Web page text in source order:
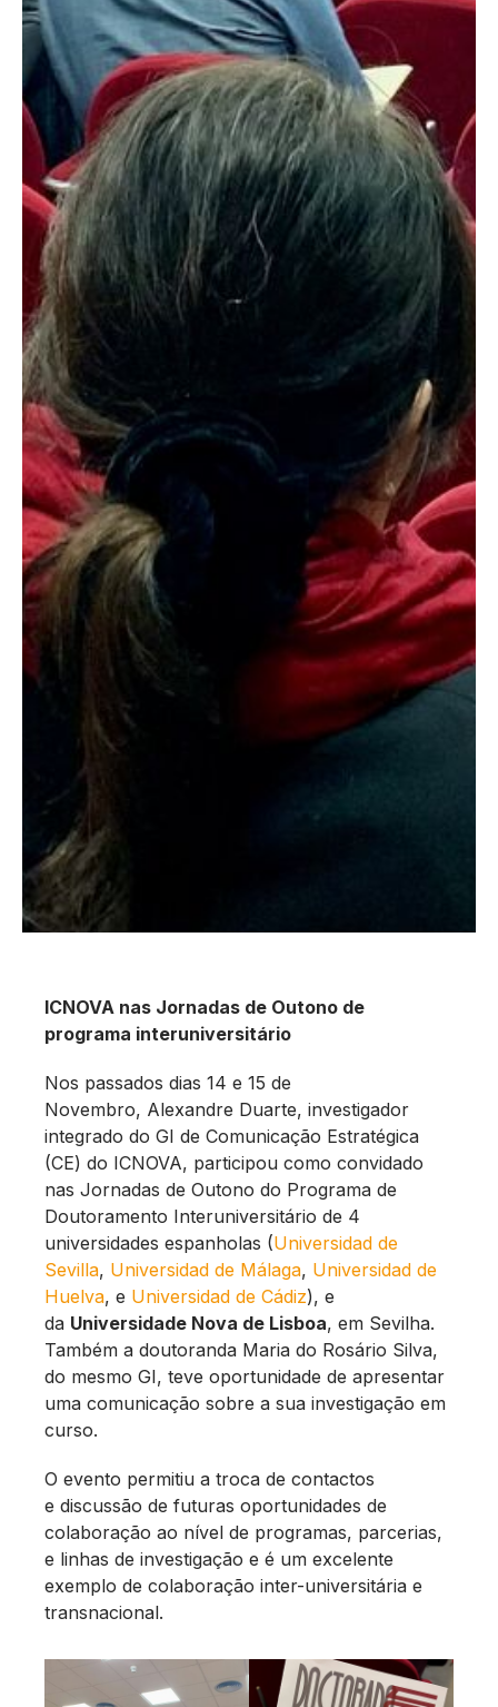
ICNOVA nas Jornadas de Outono de
programa interuniversitário
Nos passados dias 14 e 15 de
Novembro, Alexandre Duarte, investigador
integrado do GI de Comunicação Estratégica
(CE) do ICNOVA, participou como convidado
nas Jornadas de Outono do Programa de
Doutoramento Interuniversitário de 4
universidades espanholas (Universidad de
Sevilla, Universidad de Málaga, Universidad de
Huelva, e Universidad de Cádiz), e
da Universidade Nova de Lisboa, em Sevilha.
Também a doutoranda Maria do Rosário Silva,
do mesmo GI, teve oportunidade de apresentar
uma comunicação sobre a sua investigação em
curso.
O evento permitiu a troca de contactos
e discussão de futuras oportunidades de
colaboração ao nível de programas, parcerias,
e linhas de investigação e é um excelente
exemplo de colaboração inter-universitária e
transnacional.